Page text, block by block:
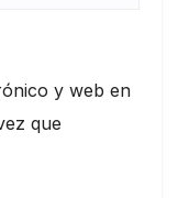
y web en
que